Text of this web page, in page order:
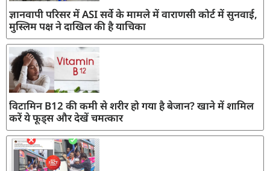
ज्ञानवापी परिसर में ASI सर्वे के मामले में वाराणसी कोर्ट में सुनवाई,
मुस्लिम पक्ष ने दाखिल की है याचिका
विटामिन B12 की कमी से शरीर हो गया है बेजान? खाने में शामिल
करें ये फूड्स और देखें चमत्कार